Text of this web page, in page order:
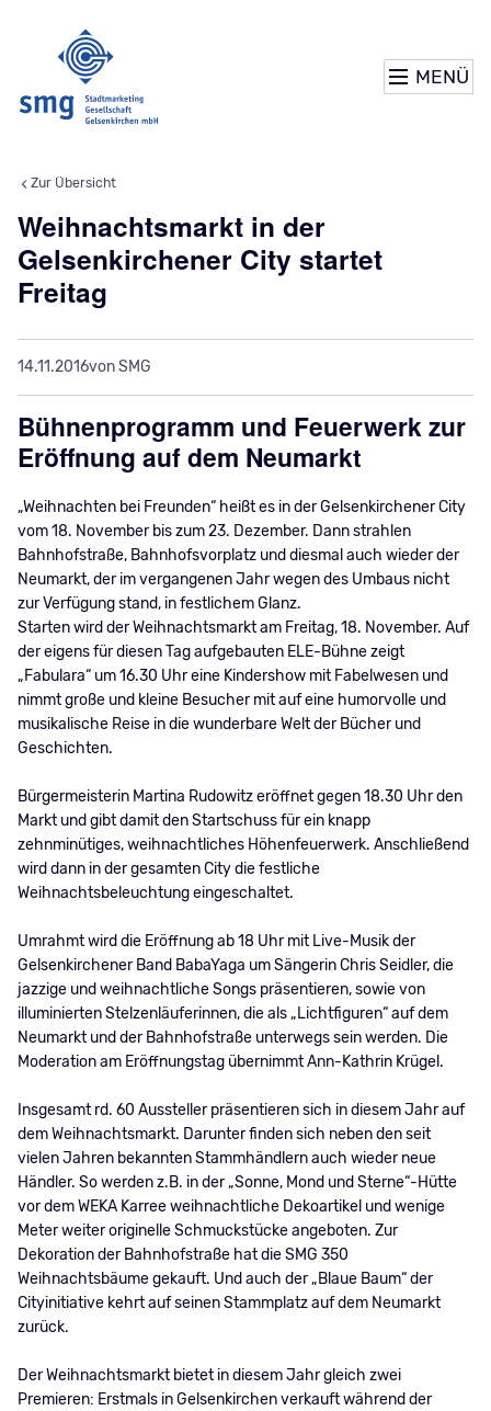
MENÜ
Weihnachtsmarkt in der
Gelsenkirchener City startet
Freitag
14.11.2016von SMG
Bühnenprogramm und Feuerwerk zur
Eröffnung auf dem Neumarkt
„Weihnachten bei Freunden“ heißt es in der Gelsenkirchener City
vom 18. November bis zum 23. Dezember. Dann strahlen
Bahnhofstraße, Bahnhofsvorplatz und diesmal auch wieder der
Neumarkt, der im vergangenen Jahr wegen des Umbaus nicht
zur Verfügung stand, in festlichem Glanz.
Starten wird der Weihnachtsmarkt am Freitag, 18. November. Auf
der eigens für diesen Tag aufgebauten ELE-Bühne zeigt
„Fabulara“ um 16.30 Uhr eine Kindershow mit Fabelwesen und
nimmt große und kleine Besucher mit auf eine humorvolle und
musikalische Reise in die wunderbare Welt der Bücher und
Geschichten.
Bürgermeisterin Martina Rudowitz eröffnet gegen 18.30 Uhr den
Markt und gibt damit den Startschuss für ein knapp
zehnminütiges, weihnachtliches Höhenfeuerwerk. Anschließend
wird dann in der gesamten City die festliche
Weihnachtsbeleuchtung eingeschaltet.
Umrahmt wird die Eröffnung ab 18 Uhr mit Live-Musik der
Gelsenkirchener Band BabaYaga um Sängerin Chris Seidler, die
jazzige und weihnachtliche Songs präsentieren, sowie von
illuminierten Stelzenläuferinnen, die als „Lichtfiguren“ auf dem
Neumarkt und der Bahnhofstraße unterwegs sein werden. Die
Moderation am Eröffnungstag übernimmt Ann-Kathrin Krügel.
Insgesamt rd. 60 Aussteller präsentieren sich in diesem Jahr auf
dem Weihnachtsmarkt. Darunter finden sich neben den seit
vielen Jahren bekannten Stammhändlern auch wieder neue
Händler. So werden z.B. in der „Sonne, Mond und Sterne“-Hütte
vor dem WEKA Karree weihnachtliche Dekoartikel und wenige
Meter weiter originelle Schmuckstücke angeboten. Zur
Dekoration der Bahnhofstraße hat die SMG 350
Weihnachtsbäume gekauft. Und auch der „Blaue Baum“ der
Cityinitiative kehrt auf seinen Stammplatz auf dem Neumarkt
zurück.
Der Weihnachtsmarkt bietet in diesem Jahr gleich zwei
Premieren: Erstmals in Gelsenkirchen verkauft während der
Zur Übersicht